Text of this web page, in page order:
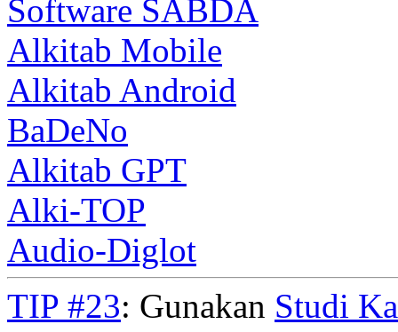
Software SABDA
Alkitab Mobile
Alkitab Android
BaDeNo
Alkitab GPT
Alki-TOP
Audio-Diglot
TIP #23: Gunakan Studi